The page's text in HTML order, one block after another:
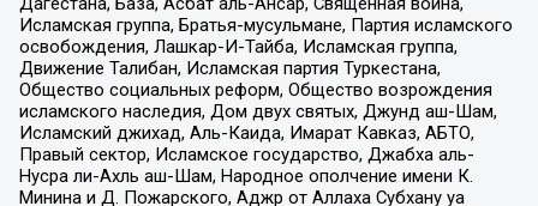
Исламская группа, Братья-мусульмане, Партия исламского
освобождения, Лашкар-И-Тайба, Исламская группа,
Движение Талибан, Исламская партия Туркестана,
Общество социальных реформ, Общество возрождения
исламского наследия, Дом двух святых, Джунд аш-Шам,
Исламский джихад, Аль-Каида, Имарат Кавказ, АБТО,
Правый сектор, Исламское государство, Джабха аль-
Нусра ли-Ахль аш-Шам, Народное ополчение имени К.
Минина и Д. Пожарского, Аджр от Аллаха Субхану уа